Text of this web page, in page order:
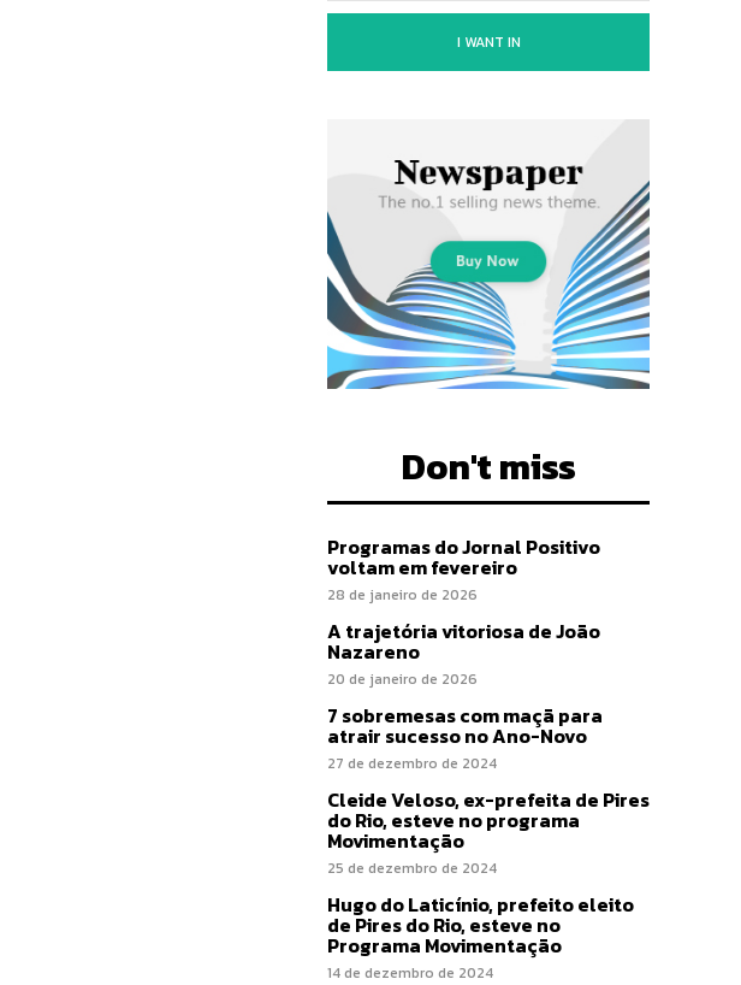
I WANT IN
Don't miss
Programas do Jornal Positivo
voltam em fevereiro
28 de janeiro de 2026
A trajetória vitoriosa de João
Nazareno
20 de janeiro de 2026
7 sobremesas com maçã para
atrair sucesso no Ano-Novo
27 de dezembro de 2024
Cleide Veloso, ex-prefeita de Pires
do Rio, esteve no programa
Movimentação
25 de dezembro de 2024
Hugo do Laticínio, prefeito eleito
de Pires do Rio, esteve no
Programa Movimentação
14 de dezembro de 2024